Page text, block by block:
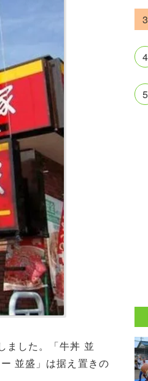
ました。「牛丼 並
並盛」は据え置きの